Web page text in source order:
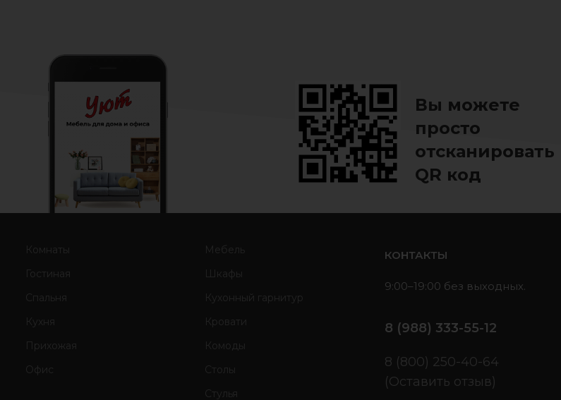
Вы можете
просто
отсканировать
QR код
Комнаты
Гостиная
Спальня
Кухня
Прихожая
Офис
Мебель
Шкафы
Кухонный гарнитур
Кровати
Комоды
Столы
Стулья
КОНТАКТЫ
9:00–19:00 без выходных.
8 (988) 333-55-12
8 (800) 250-40-64
(Оставить отзыв)